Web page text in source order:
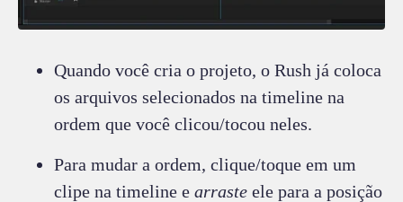
Quando você cria o projeto, o Rush já coloca
os arquivos selecionados na timeline na
ordem que você clicou/tocou neles.
Para mudar a ordem, clique/toque em um
clipe na timeline e arraste ele para a posição